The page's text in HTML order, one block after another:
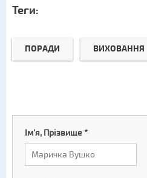
Теги:
ПОРАДИ ВИХОВАННЯ
Ім'я, Прізвище*